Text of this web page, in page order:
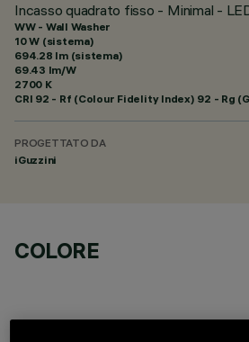
Incasso quadrato fisso - Minimal -
WW - Wall Washer
10 W (sistema)
694.28 lm (sistema)
69.43 lm/W
2700 K
CRI 92 - Rf (Colour Fidelity Index) 92 - Rg
PROGETTATO DA
iGuzzini
COLORE